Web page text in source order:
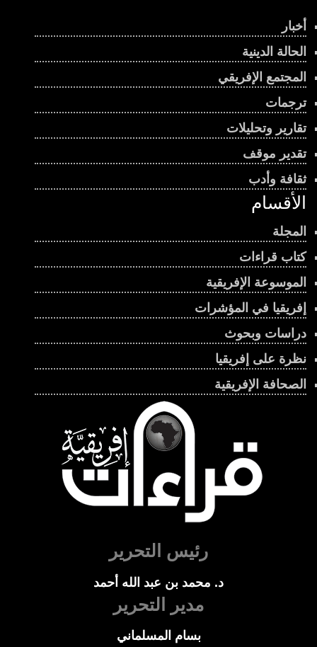
أخبار
الحالة الدينية
المجتمع الإفريقي
ترجمات
تقارير وتحليلات
تقدير موقف
ثقافة وأدب
الأقسام
المجلة
كتاب قراءات
الموسوعة الإفريقية
إفريقيا في المؤشرات
دراسات وبحوث
نظرة على إفريقيا
الصحافة الإفريقية
رئيس التحرير
د. محمد بن عبد الله أحمد
مدير التحرير
بسام المسلماني